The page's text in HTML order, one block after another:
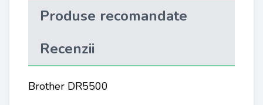
Produse recomandate
Recenzii
Brother DR5500